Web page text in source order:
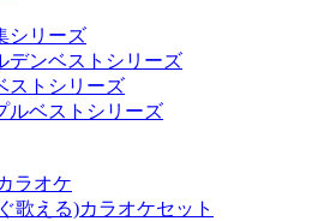
シリーズ
デンベストシリーズ
ストシリーズ
ルベストシリーズ
ラオケ
歌える)カラオケセット